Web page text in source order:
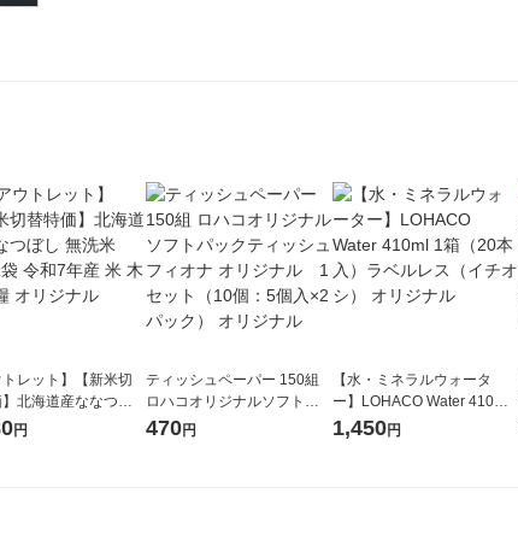
トレット】【新米切
北海道産ななつぼ
米 5kg 1袋 令和7年産
円
ティッシュペーパー 150組
ロハコオリジナルソフトパ
ックティッシュ フィオナ オ
470円
【水・ミネラルウォータ
ー】LOHACO Water 410ml
1箱（20本入）ラベルレス
1,450円